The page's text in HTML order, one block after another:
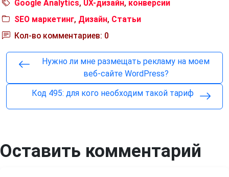
Google Analytics, UX-дизайн, конверсии
SEO маркетинг, Дизайн, Статьи
Кол-во комментариев: 0
Нужно ли мне размещать рекламу на моем
веб-сайте WordPress?
Код 495: для кого необходим такой тариф
Оставить комментарий